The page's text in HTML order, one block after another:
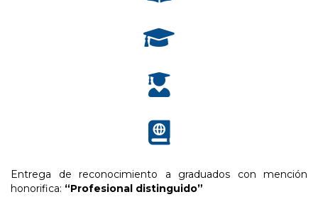
Entrega de reconocimiento a graduados con mención
honorifica: “Profesional distinguido”